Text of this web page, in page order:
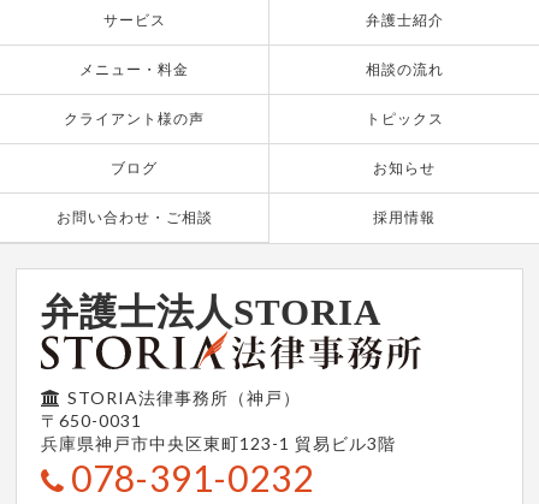
サービス 弁護士紹介
メニュー・料金 相談の流れ
クライアント様の声 トピックス
ブログ お知らせ
お問い合わせ・ご相談 採用情報
弁護士法人STORIA
STORIA法律事務所（神戸）
〒650-0031
兵庫県神戸市中央区東町123-1 貿易ビル3階
078-391-0232